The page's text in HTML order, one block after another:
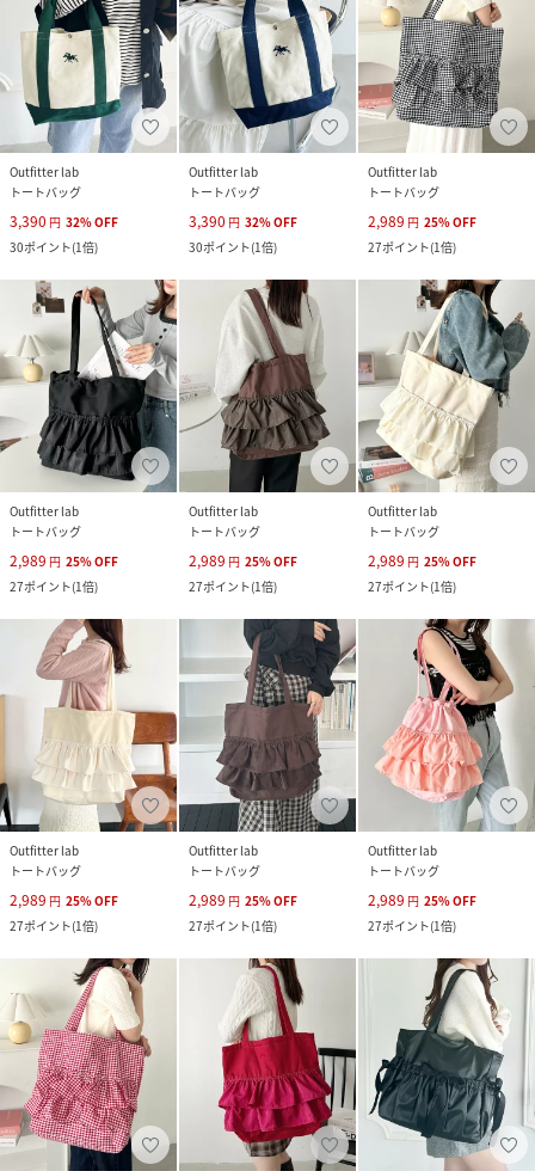
Outfitter lab
トートバッグ
3,390 円 32%OFF
30ポイント(1倍)
Outfitter lab
トートバッグ
3,390 円 32%OFF
30ポイント(1倍)
Outfitter lab
トートバッグ
2,989 円 25%OFF
27ポイント(1倍)
Outfitter lab
トートバッグ
2,989 円 25%OFF
27ポイント(1倍)
Outfitter lab
トートバッグ
2,989 円 25%OFF
27ポイント(1倍)
Outfitter lab
トートバッグ
2,989 円 25%OFF
27ポイント(1倍)
Outfitter lab
トートバッグ
2,989 円 25%OFF
27ポイント(1倍)
Outfitter lab
トートバッグ
2,989 円 25%OFF
27ポイント(1倍)
Outfitter lab
トートバッグ
2,989 円 25%OFF
27ポイント(1倍)